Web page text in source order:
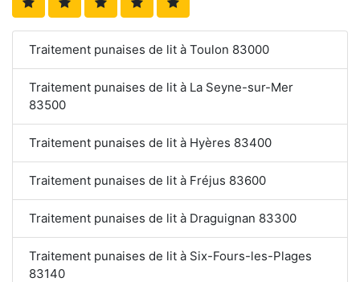
Traitement punaises de lit à Toulon 83000
Traitement punaises de lit à La Seyne-sur-Mer
83500
Traitement punaises de lit à Hyères 83400
Traitement punaises de lit à Fréjus 83600
Traitement punaises de lit à Draguignan 83300
Traitement punaises de lit à Six-Fours-les-Plages
83140